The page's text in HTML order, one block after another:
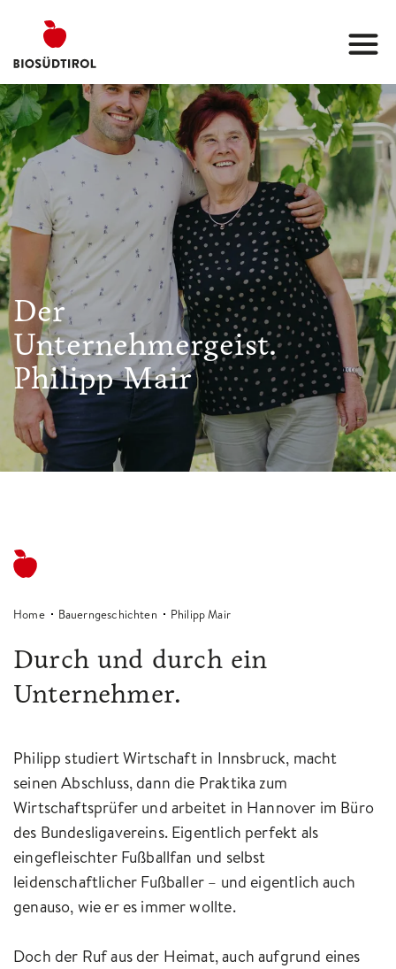
Der
Unternehmergeist.
Philipp Mair
Home Bauerngeschichten Philipp Mair
Durch und durch ein
Unternehmer.
Philipp studiert Wirtschaft in Innsbruck, macht
seinen Abschluss, dann die Praktika zum
Wirtschaftsprüfer und arbeitet in Hannover im Büro
des Bundesligavereins. Eigentlich perfekt als
eingefleischter Fußballfan und selbst
leidenschaftlicher Fußballer – und eigentlich auch
genauso, wie er es immer wollte.
Doch der Ruf aus der Heimat, auch aufgrund eines